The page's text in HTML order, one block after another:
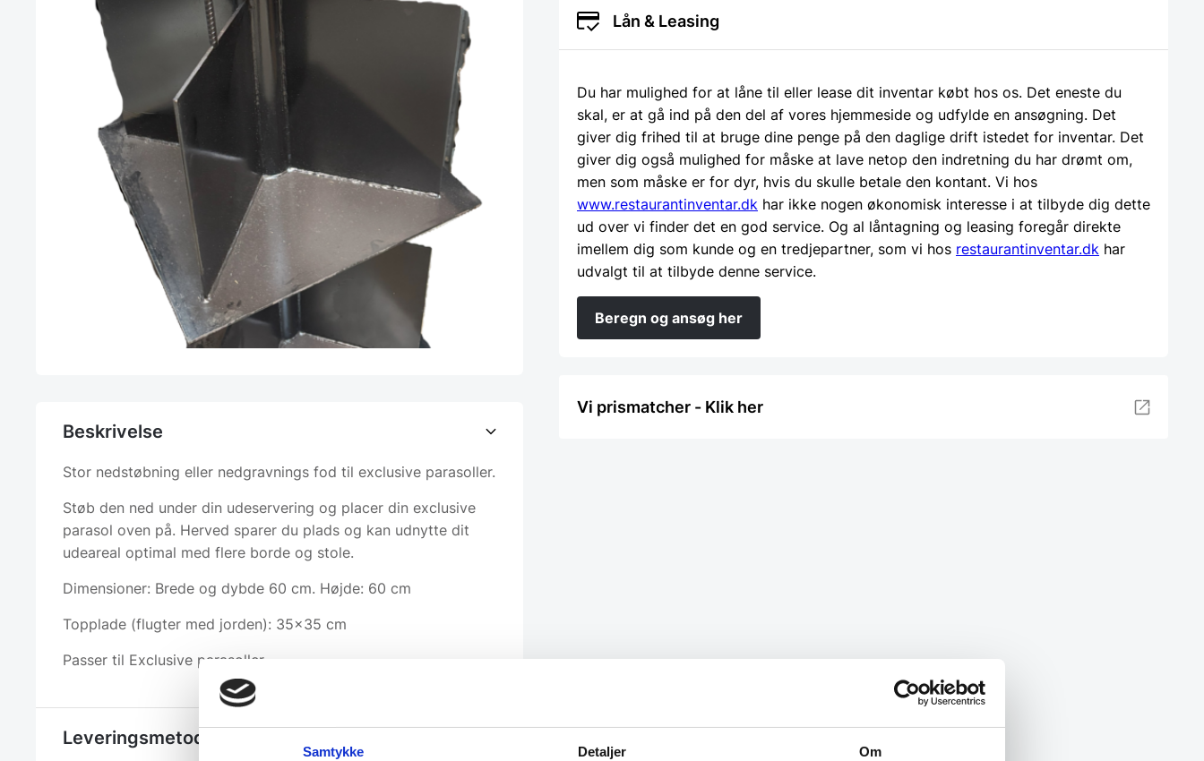
Samtykke Detaljer Om
Beskrivelse
Stor nedstøbning eller nedgravnings fod til exclusive parasoller.
Støb den ned under din udeservering og placer din exclusive
parasol oven på. Herved sparer du plads og kan udnytte dit
udeareal optimal med flere borde og stole.
Dimensioner: Brede og dybde 60 cm. Højde: 60 cm
Topplade (flugter med jorden): 35×35 cm
Passer til Exclusive parasoller
Leveringsmetode
Lån & Leasing
Du har mulighed for at låne til eller lease dit inventar købt hos os. Det eneste du
skal, er at gå ind på den del af vores hjemmeside og udfylde en ansøgning. Det
giver dig frihed til at bruge dine penge på den daglige drift istedet for inventar. Det
giver dig også mulighed for måske at lave netop den indretning du har drømt om,
men som måske er for dyr, hvis du skulle betale den kontant. Vi hos
www.restaurantinventar.dk har ikke nogen økonomisk interesse i at tilbyde dig dette
ud over vi finder det en god service. Og al låntagning og leasing foregår direkte
imellem dig som kunde og en tredjepartner, som vi hos restaurantinventar.dk har
udvalgt til at tilbyde denne service.
Beregn og ansøg her
Vi prismatcher - Klik her